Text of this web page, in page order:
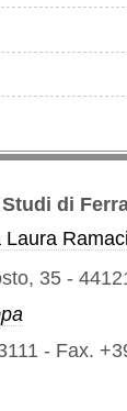
di
Laura
35 -
- Fax.